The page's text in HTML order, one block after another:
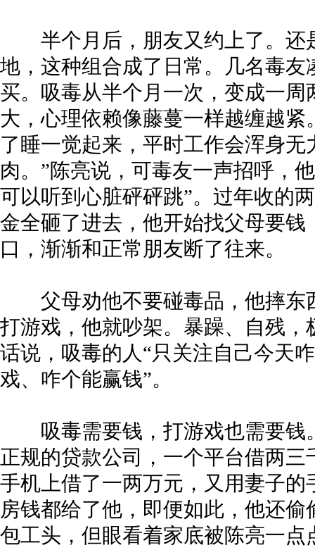
半个月后，朋友又约上了。还
地，这种组合成了日常。几名毒
买。吸毒从半个月一次，变成一
大，心理依赖像藤蔓一样越缠越
了睡一觉起来，平时工作会浑身
肉。”陈亮说，可毒友一声招呼，
可以听到心脏砰砰跳”。过年收的
金全砸了进去，他开始找父母要
口，渐渐和正常朋友断了往来。
父母劝他不要碰毒品，他摔东
打游戏，他就吵架。暴躁、自残
话说，吸毒的人“只关注自己今天
戏、咋个能赢钱”。
吸毒需要钱，打游戏也需要钱
正规的贷款公司，一个平台借两
手机上借了一两万元，又用妻子
房钱都给了他，即便如此，他还
包工头，但眼看着家底被陈亮一